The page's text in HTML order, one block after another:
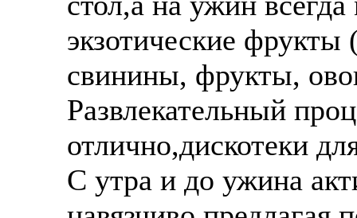
экзотические
свинины, фрукты,
Развлекательный
отлично,дискотеки
С утра и до ужина